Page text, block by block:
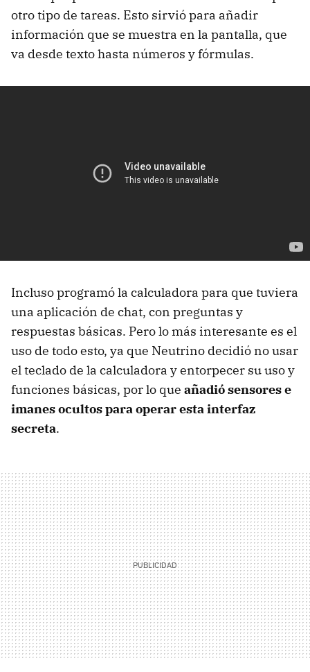
otro tipo de tareas. Esto sirvió para añadir
información que se muestra en la pantalla, que
va desde texto hasta números y fórmulas.
Incluso programó la calculadora para que tuviera
una aplicación de chat, con preguntas y
respuestas básicas. Pero lo más interesante es el
uso de todo esto, ya que Neutrino decidió no usar
el teclado de la calculadora y entorpecer su uso y
funciones básicas, por lo que añadió sensores e
imanes ocultos para operar esta interfaz
secreta.